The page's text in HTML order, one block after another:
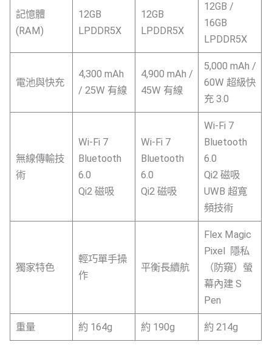
記憶體
(RAM)
12GB
LPDDR5X
12GB
LPDDR5X
12GB /
16GB
LPDDR5X
電池與快充
4,300 mAh
/ 25W 有線
4,900 mAh /
45W 有線
5,000 mAh /
60W 超級快
充 3.0
無線傳輸技
術
Wi-Fi 7
Bluetooth
6.0
Qi2 磁吸
Wi-Fi 7
Bluetooth
6.0
Qi2 磁吸
Wi-Fi 7
Bluetooth
6.0
Qi2 磁吸
UWB 超寬
頻技術
獨家特色
輕巧單手操
作
平衡長續航
Flex Magic
Pixel 隱私
（防窺）螢
幕內建 S
Pen
重量 約 164g 約 190g 約 214g